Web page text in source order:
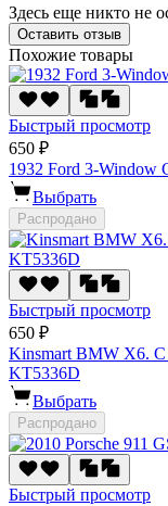
Здесь еще никто не
Оставить отзыв
Похожие товары
Быстрый просмотр
650 ₽
1932 Ford 3-
Выбрать
Распродано
Быстрый просмотр
650 ₽
Kinsmart BMW X6.
KT5336D
Выбрать
Распродано
Быстрый просмотр